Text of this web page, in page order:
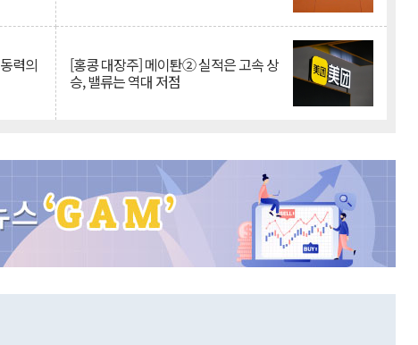
력의 [홍콩 대장주] 메이퇀② 실적은 고속 상
승, 밸류는 역대 저점